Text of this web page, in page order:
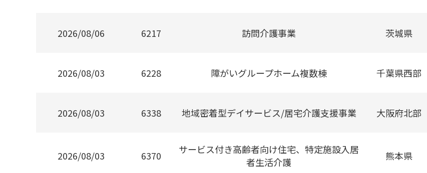
2026/08/06 6217 訪問介護事業 茨城県
2026/08/03 6228 障がいグループホーム複数棟 千葉県西部
2026/08/03 6338 地域密着型デイサービス/居宅介護支援事業 大阪府北部
2026/08/03 6370
サービス付き高齢者向け住宅、特定施設入居
者生活介護
熊本県